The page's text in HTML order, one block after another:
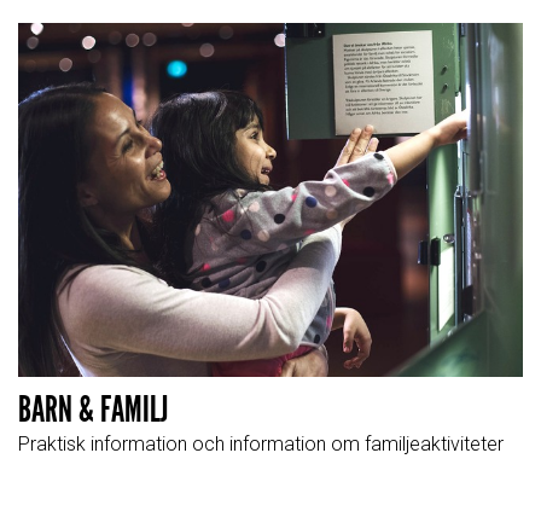
BARN & FAMILJ
Praktisk information och information om familjeaktiviteter